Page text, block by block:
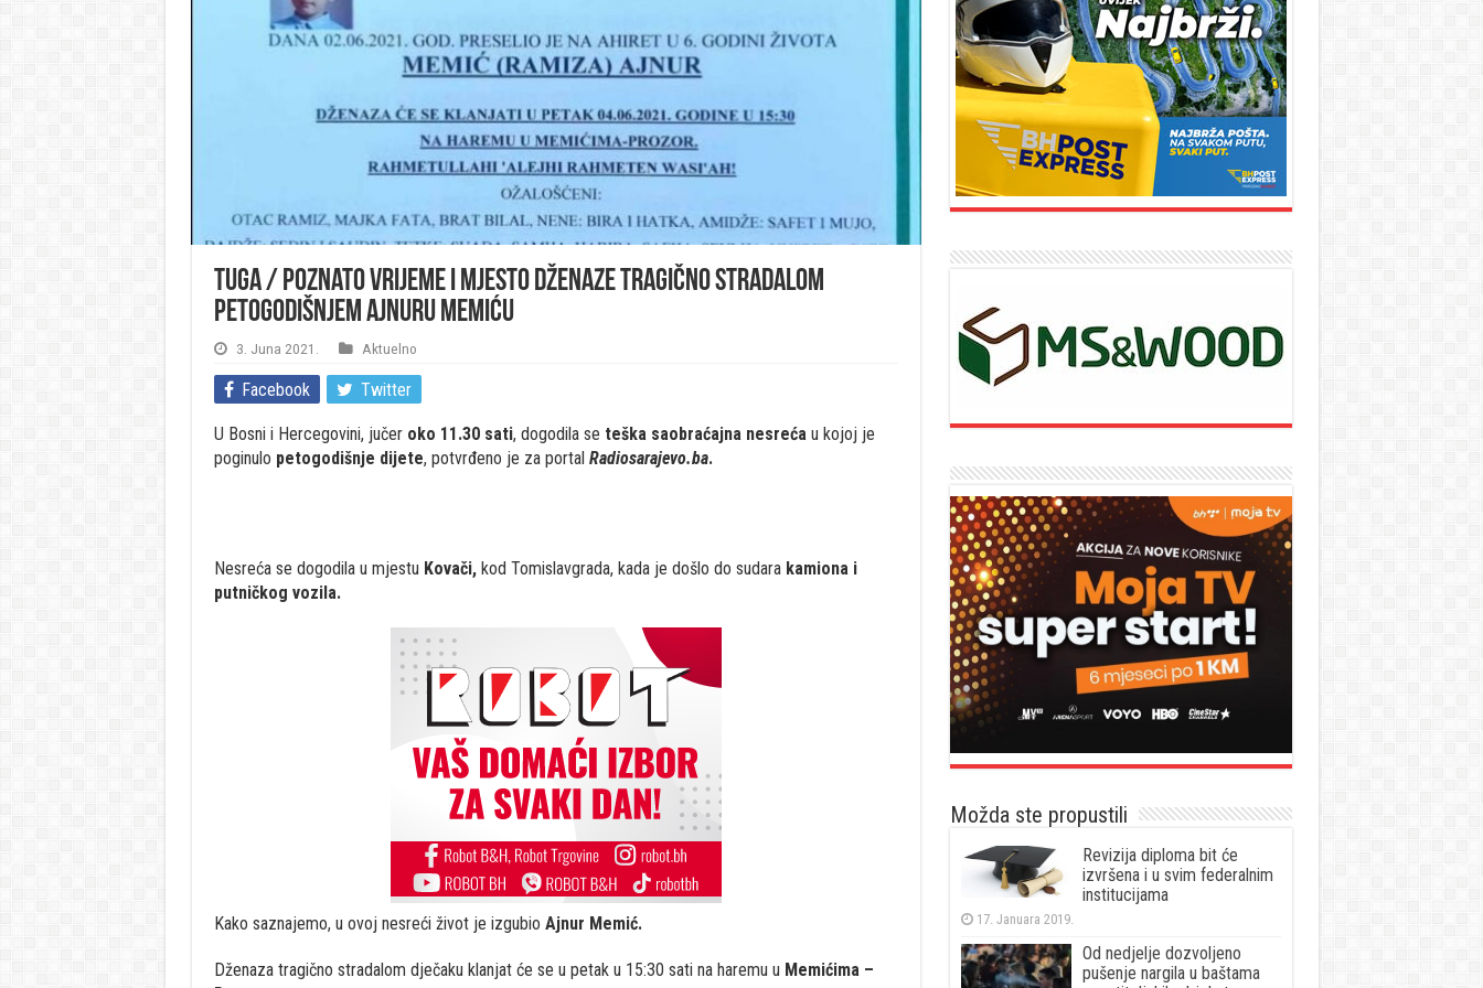
Tuga / Poznato vrijeme i mjesto dženaze tragično stradalom
petogodišnjem Ajnuru Memiću
3. Juna 2021. Aktuelno
Facebook Twitter
U Bosni i Hercegovini, jučer oko 11.30 sati, dogodila se teška saobraćajna nesrećau kojoj je
poginulo petogodišnje dijete, potvrđeno je za portal Radiosarajevo.ba.
Nesreća se dogodila u mjestu Kovači,kod Tomislavgrada, kada je došlo do sudara kamiona i
putničkog vozila.
Kako saznajemo, u ovoj nesreći život je izgubio Ajnur Memić.
Dženaza tragično stradalom dječaku klanjat će se u petak u 15:30 sati na haremu u Memićima –
Možda ste propustili
Revizija diploma bit će
izvršena i u svim federalnim
institucijama
17. Januara 2019.
Od nedjelje dozvoljeno
pušenje nargila u baštama